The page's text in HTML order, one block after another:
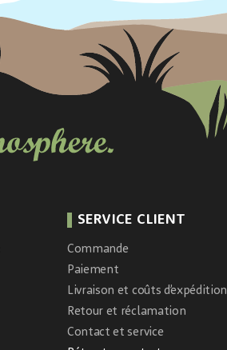
SERVICE CLIENT
Commande
Paiement
Livraison et coûts d’expédition
Retour et réclamation
Contact et service